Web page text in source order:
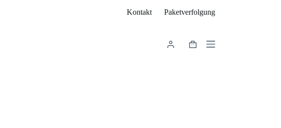
Kontakt Paketverfolgung
Warenkorb